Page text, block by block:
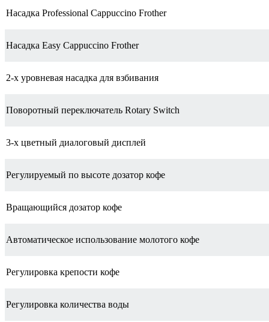
Насадка Professional Cappuccino Frother
Насадка Easy Cappuccino Frother
2-х уровневая насадка для взбивания
Поворотный переключатель Rotary Switch
3-х цветный диалоговый дисплей
Регулируемый по высоте дозатор кофе
Вращающийся дозатор кофе
Автоматическое использование молотого кофе
Регулировка крепости кофе
Регулировка количества воды